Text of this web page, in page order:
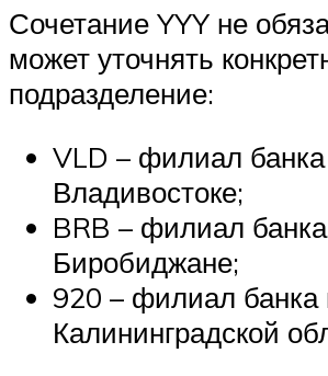
Сочетание YYY не
может уточнять
подразделение:
VLD – филиал банка
Владивостоке;
BRB – филиал
Биробиджане;
920 – филиал банка
Калининградской